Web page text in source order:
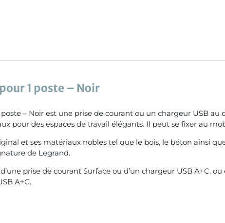
1 poste – Noir
– Noir est une prise de courant ou un chargeur USB au
pour des espaces de travail élégants. Il peut se fixer au
et ses matériaux nobles tel que le bois, le béton ainsi
de Legrand.
prise de courant Surface ou d’un chargeur USB A+C,
A+C.